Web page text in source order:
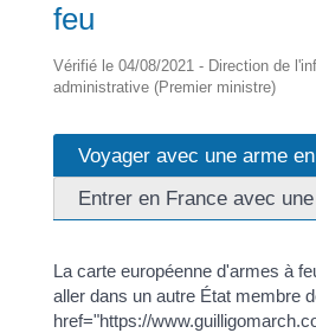
feu
Vérifié le 04/08/2021 - Direction de
administrative (Premier ministre)
Voyager avec une arme
Entrer en France avec
La carte européenne d'armes à
aller dans un autre État membre
href="https://